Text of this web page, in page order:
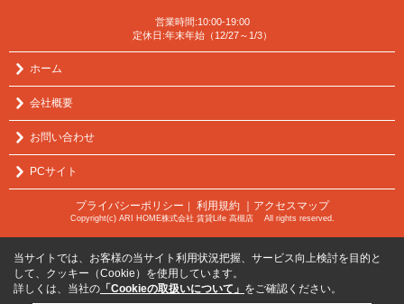
営業時間:10:00-19:00
定休日:年末年始（12/27～1/3）
ホーム
会社概要
お問い合わせ
PCサイト
プライバシーポリシー 利用規約 ｜アクセスマップ
Copyright(c) ARI HOME株式会社 賃貸Life 高槻店 All rights reserved.
当サイトでは、お客様の当サイト利用状況把握、サービス向上検討を目的と
して、クッキー（Cookie）を使用しています。
詳しくは、当社の 「Cookieの取扱いについて」 をご確認ください。